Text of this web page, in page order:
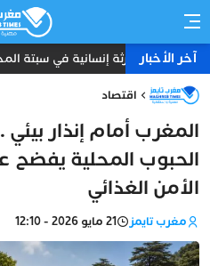
آخر الأخباركارثة إنسانية في سبتة
اقتصاد
الحبوب المحلية يفضح
الأمن الغذائي
مغرب تايمز 21 مايو 2026 - 12:10